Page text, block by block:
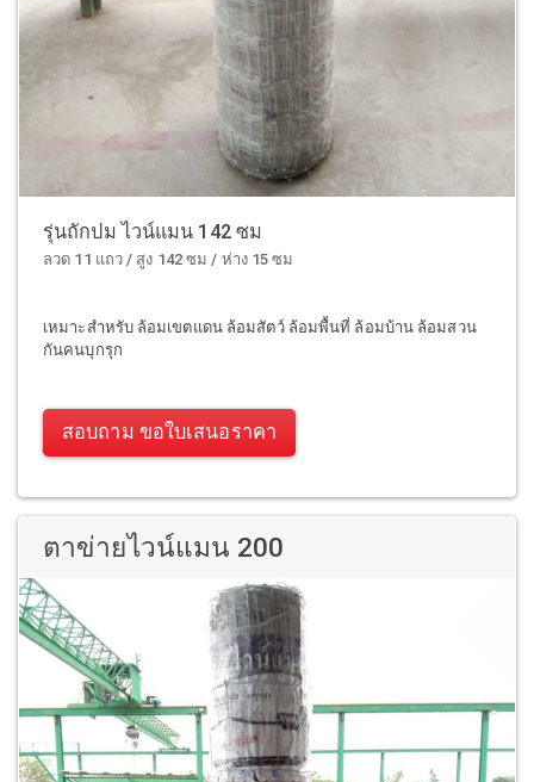
รุ่นถักปม ไวน์แมน 142 ซม
ลวด 11 แถว / สูง 142 ซม / ห่าง 15 ซม
เหมาะสำหรับ ล้อมเขตแดน ล้อมสัตว์ ล้อมพื้นที่ ล้อมบ้าน ล้อมสวน
กันคนบุกรุก
สอบถาม ขอใบเสนอราคา
ตาข่ายไวน์แมน 200